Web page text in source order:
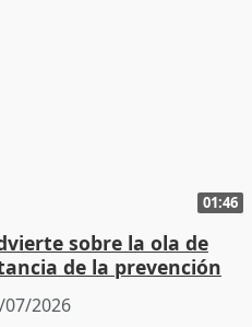
01:46
sobre la ola de
de la prevención
07/2026